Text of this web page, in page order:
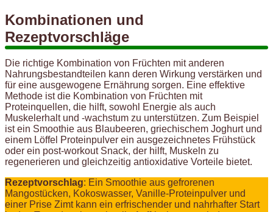
Kombinationen und
Rezeptvorschläge
Die richtige Kombination von Früchten mit anderen
Nahrungsbestandteilen kann deren Wirkung verstärken und
für eine ausgewogene Ernährung sorgen. Eine effektive
Methode ist die Kombination von Früchten mit
Proteinquellen, die hilft, sowohl Energie als auch
Muskelerhalt und -wachstum zu unterstützen. Zum Beispiel
ist ein Smoothie aus Blaubeeren, griechischem Joghurt und
einem Löffel Proteinpulver ein ausgezeichnetes Frühstück
oder ein post-workout Snack, der hilft, Muskeln zu
regenerieren und gleichzeitig antioxidative Vorteile bietet.
Rezeptvorschlag: Ein Smoothie aus gefrorenen
Mangostücken, Kokoswasser, Vanille-Proteinpulver und
einer Prise Zimt kann ein erfrischender und nahrhafter Start